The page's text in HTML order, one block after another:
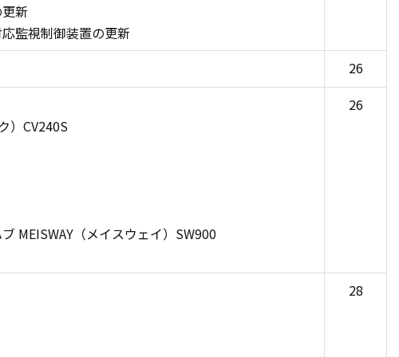
新
監視制御装置の更新
26
）CV240S
MEISWAY（メイスウェイ）SW900
26
28